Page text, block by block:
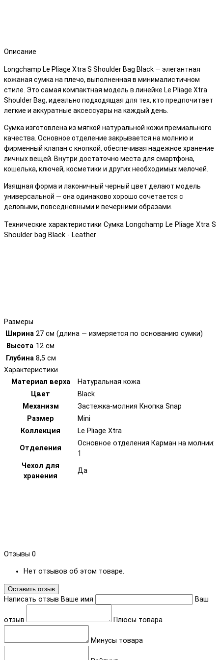
Описание
Longchamp Le Pliage Xtra S Shoulder Bag Black — элегантная
кожаная сумка на плечо, выполненная в минималистичном
стиле. Это самая компактная модель в линейке Le Pliage Xtra
Shoulder Bag, идеально подходящая для тех, кто предпочитает
легкие и аккуратные аксессуары на каждый день.
Сумка изготовлена из мягкой натуральной кожи премиального
качества. Основное отделение закрывается на молнию и
фирменный клапан с кнопкой, обеспечивая надежное хранение
личных вещей. Внутри достаточно места для смартфона,
кошелька, ключей, косметики и других необходимых мелочей.
Изящная форма и лаконичный черный цвет делают модель
универсальной — она одинаково хорошо сочетается с
деловыми, повседневными и вечерними образами.
Технические характеристики Сумка Longchamp Le Pliage Xtra S
Shoulder bag Black - Leather
Размеры
Ширина 27 см (длина — измеряется по основанию сумки)
Высота 12 см
Глубина 8,5 см
Характеристики
Материал верха
Натуральная кожа
Цвет
Black
Механизм
Застежка-молния Кнопка Snap
Размер
Mini
Коллекция
Le Pliage Xtra
Отделения
Основное отделения Карман на молнии:
1
Чехол для
хранения
Да
Отзывы 0
Нет отзывов об этом товаре.
Оставить отзыв
Написать отзыв Ваше имя Ваш
отзыв Плюсы товара
Минусы товара